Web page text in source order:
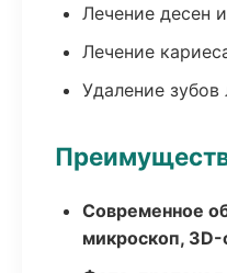
Лечение десен
Лечение
Удаление
Современное
микроскоп, 3D-